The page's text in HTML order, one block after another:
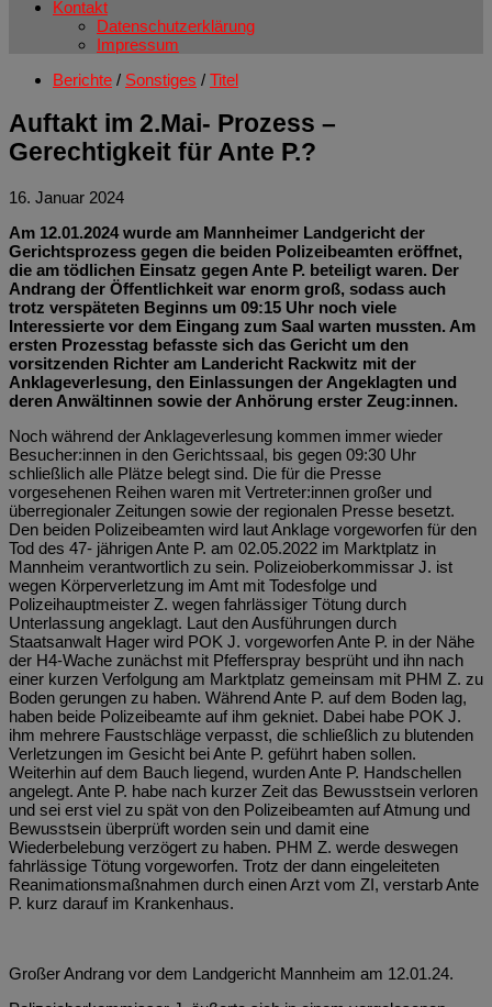
Kontakt
Datenschutzerklärung
Impressum
Berichte / Sonstiges / Titel
Auftakt im 2.Mai- Prozess –
Gerechtigkeit für Ante P.?
16. Januar 2024
Am 12.01.2024 wurde am Mannheimer Landgericht der
Gerichtsprozess gegen die beiden Polizeibeamten eröffnet,
die am tödlichen Einsatz gegen Ante P. beteiligt waren. Der
Andrang der Öffentlichkeit war enorm groß, sodass auch
trotz verspäteten Beginns um 09:15 Uhr noch viele
Interessierte vor dem Eingang zum Saal warten mussten. Am
ersten Prozesstag befasste sich das Gericht um den
vorsitzenden Richter am Landericht Rackwitz mit der
Anklageverlesung, den Einlassungen der Angeklagten und
deren Anwältinnen sowie der Anhörung erster Zeug:innen.
Noch während der Anklageverlesung kommen immer wieder
Besucher:innen in den Gerichtssaal, bis gegen 09:30 Uhr
schließlich alle Plätze belegt sind. Die für die Presse
vorgesehenen Reihen waren mit Vertreter:innen großer und
überregionaler Zeitungen sowie der regionalen Presse besetzt.
Den beiden Polizeibeamten wird laut Anklage vorgeworfen für den
Tod des 47- jährigen Ante P. am 02.05.2022 im Marktplatz in
Mannheim verantwortlich zu sein. Polizeioberkommissar J. ist
wegen Körperverletzung im Amt mit Todesfolge und
Polizeihauptmeister Z. wegen fahrlässiger Tötung durch
Unterlassung angeklagt. Laut den Ausführungen durch
Staatsanwalt Hager wird POK J. vorgeworfen Ante P. in der Nähe
der H4-Wache zunächst mit Pfefferspray besprüht und ihn nach
einer kurzen Verfolgung am Marktplatz gemeinsam mit PHM Z. zu
Boden gerungen zu haben. Während Ante P. auf dem Boden lag,
haben beide Polizeibeamte auf ihm gekniet. Dabei habe POK J.
ihm mehrere Faustschläge verpasst, die schließlich zu blutenden
Verletzungen im Gesicht bei Ante P. geführt haben sollen.
Weiterhin auf dem Bauch liegend, wurden Ante P. Handschellen
angelegt. Ante P. habe nach kurzer Zeit das Bewusstsein verloren
und sei erst viel zu spät von den Polizeibeamten auf Atmung und
Bewusstsein überprüft worden sein und damit eine
Wiederbelebung verzögert zu haben. PHM Z. werde deswegen
fahrlässige Tötung vorgeworfen. Trotz der dann eingeleiteten
Reanimationsmaßnahmen durch einen Arzt vom ZI, verstarb Ante
P. kurz darauf im Krankenhaus.
Großer Andrang vor dem Landgericht Mannheim am 12.01.24.